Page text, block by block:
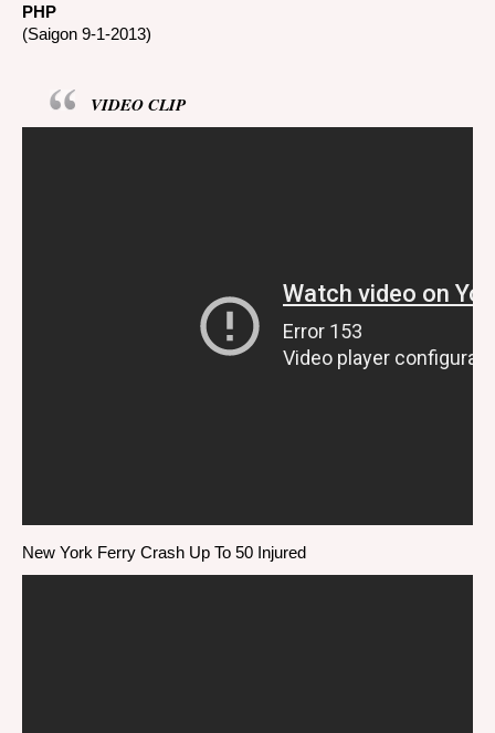
PHP
(Saigon 9-1-2013)
VIDEO CLIP
New York Ferry Crash Up To 50 Injured